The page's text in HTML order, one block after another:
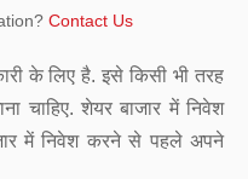
Contact Us
के लिए है. इसे किसी भी तरह
चाहिए. शेयर बाजार में निवेश
में निवेश करने से पहले अपने